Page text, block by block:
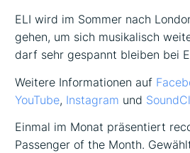
ELI wird im Sommer nach
gehen, um sich musikalisch
darf sehr gespannt bleiben bei
Weitere Informationen auf
YouTube, Instagram und
Einmal im Monat präsentiert
Passenger of the Month.